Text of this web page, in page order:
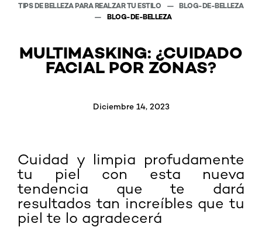
TIPS DE BELLEZA PARA REALZAR TU ESTILO
BLOG-DE-BELLEZA
BLOG-DE-BELLEZA
MULTIMASKING: ¿CUIDADO
FACIAL POR ZONAS?
Diciembre 14, 2023
Cuidad y limpia profudamente
tu piel con esta nueva
tendencia que te dará
resultados tan increíbles que tu
piel te lo agradecerá